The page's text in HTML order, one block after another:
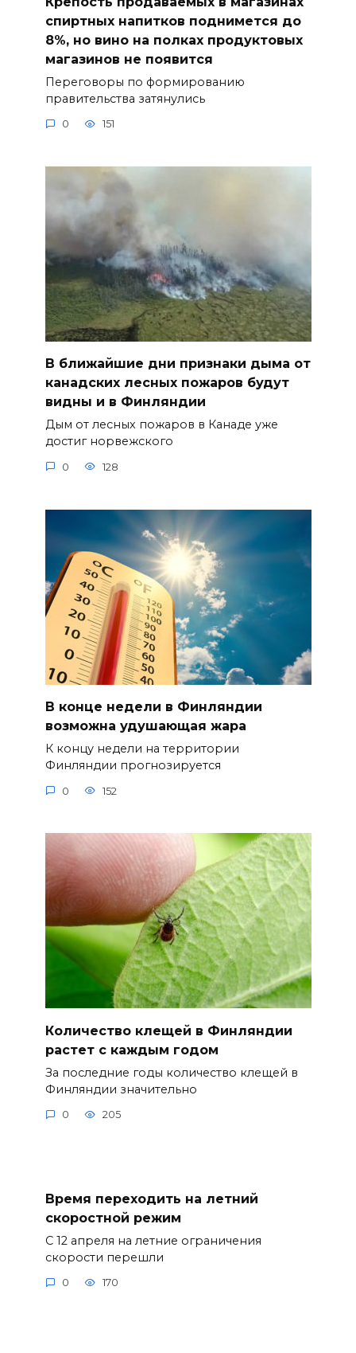
спиртных напитков поднимется до
8%, но вино на полках продуктовых
магазинов не появится
Переговоры по формированию
правительства затянулись
0 151
В ближайшие дни признаки дыма от
канадских лесных пожаров будут
видны и в Финляндии
Дым от лесных пожаров в Канаде уже
достиг норвежского
0 128
В конце недели в Финляндии
возможна удушающая жара
К концу недели на территории
Финляндии прогнозируется
0 152
Количество клещей в Финляндии
растет с каждым годом
За последние годы количество клещей в
Финляндии значительно
0 205
Время переходить на летний
скоростной режим
С 12 апреля на летние ограничения
скорости перешли
0 170